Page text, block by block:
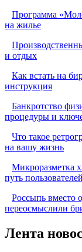
Программа
на жилье
и отдых
Как встать на
инструкция
Банкротство
процедуры и
Что такое
на вашу жизнь
Микроразметка
путь
Россыпь вместо
переосмыслили
Лента